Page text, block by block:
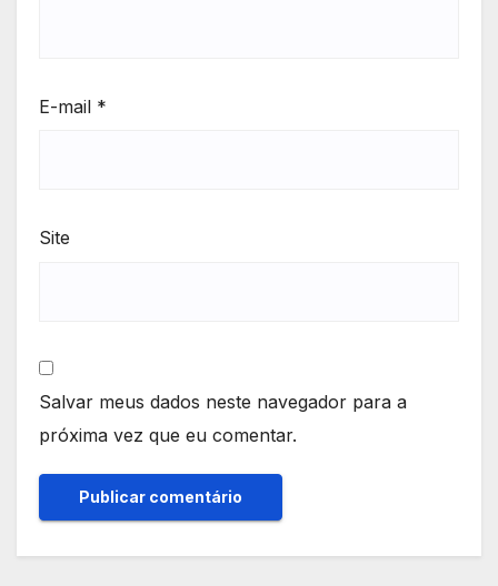
E-mail *
Site
Salvar meus dados neste navegador para a
próxima vez que eu comentar.